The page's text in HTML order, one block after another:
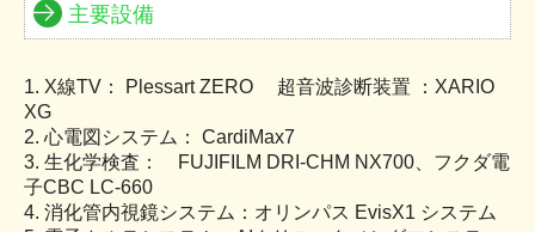
主要設備
1. X線TV： Plessart ZERO 超音波診断装置 ：XARIO
XG
2. 心電図システム： CardiMax7
3. 生化学検査： FUJIFILM DRI-CHM NX700、フクダ電
子CBC LC-660
4. 消化管内視鏡システム：オリンパス EvisX1 システム